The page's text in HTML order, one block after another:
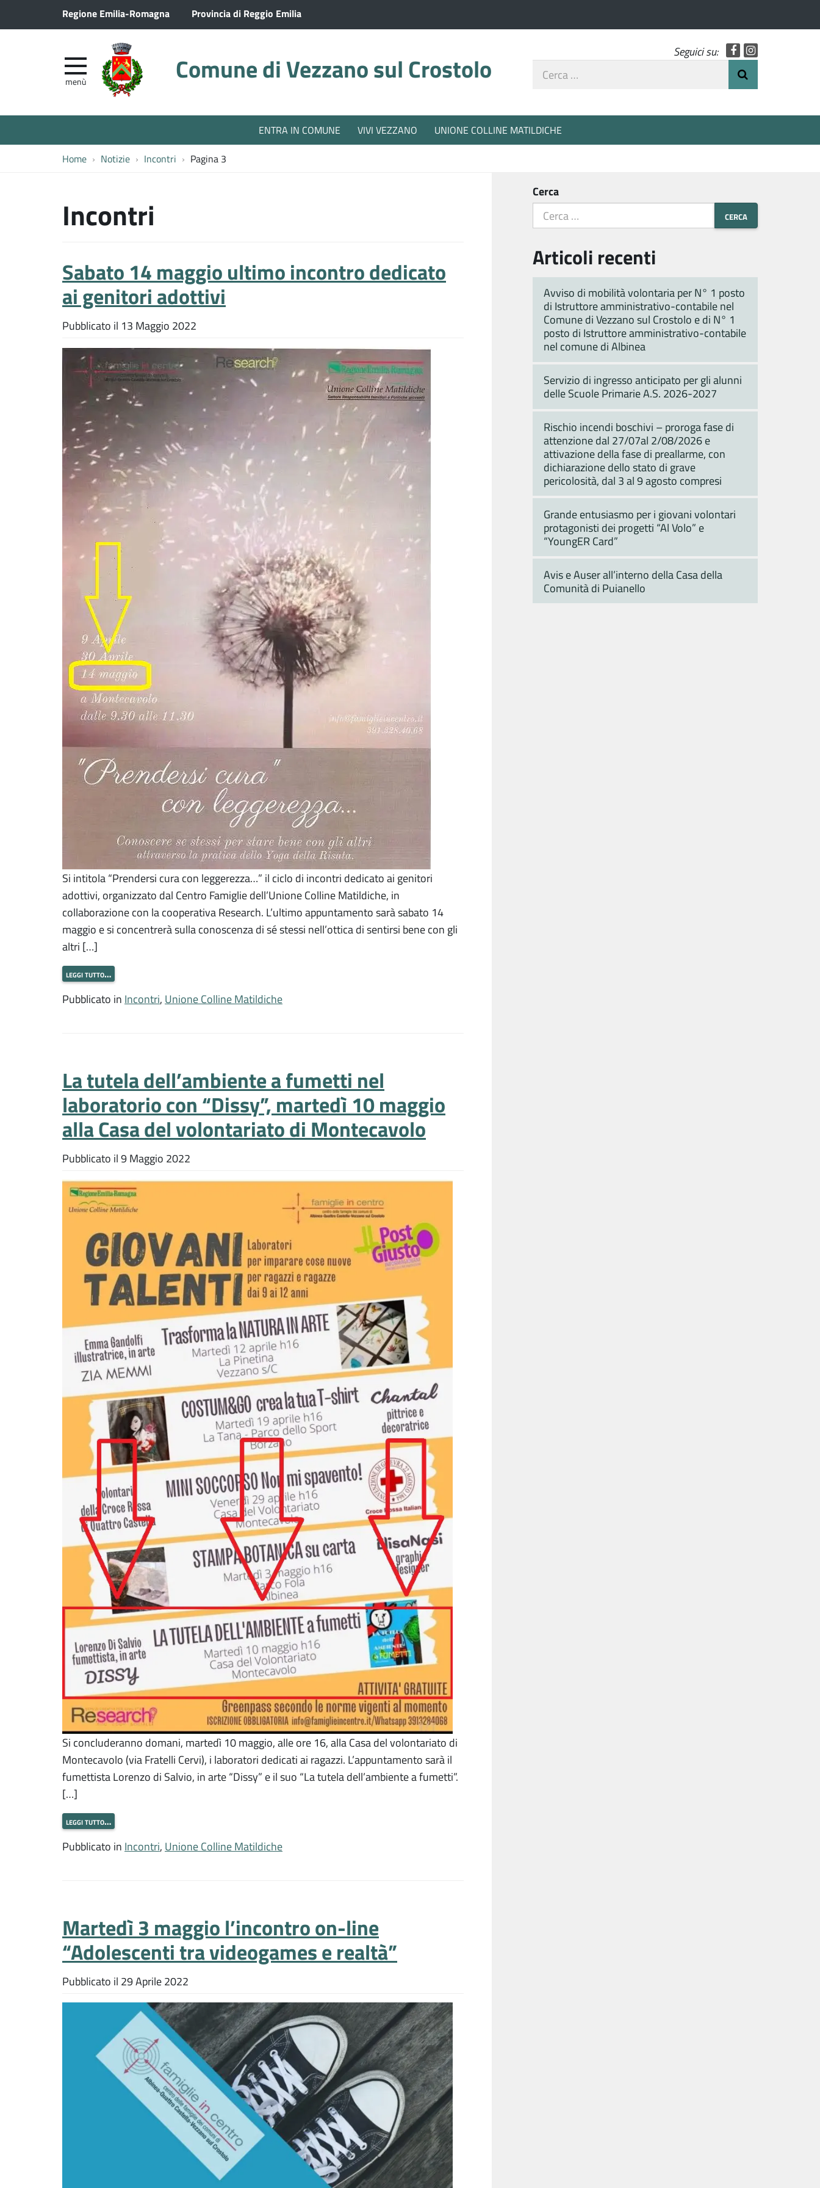
Regione Emilia-Romagna Provincia di Reggio Emilia
Comune di Vezzano sul Crostolo
menù
Seguici su: Facebook
Cerca
ENTRA IN COMUNE VIVI VEZZANO UNIONE COLLINE MATILDICHE
Home Notizie Incontri Pagina 3
Incontri
Sabato 14 maggio ultimo incontro dedicato
ai genitori adottivi
Pubblicato il 13 Maggio 2022
Si intitola “Prendersi cura con leggerezza…” il ciclo di incontri dedicato ai genitori
adottivi, organizzato dal Centro Famiglie dell’Unione Colline Matildiche, in
collaborazione con la cooperativa Research. L’ultimo appuntamento sarà sabato 14
maggio e si concentrerà sulla conoscenza di sé stessi nell’ottica di sentirsi bene con gli
altri […]
leggi tutto…
Pubblicato in Incontri, Unione Colline Matildiche
La tutela dell’ambiente a fumetti nel
laboratorio con “Dissy”, martedì 10 maggio
alla Casa del volontariato di Montecavolo
Pubblicato il 9 Maggio 2022
Si concluderanno domani, martedì 10 maggio, alle ore 16, alla Casa del volontariato di
Montecavolo (via Fratelli Cervi), i laboratori dedicati ai ragazzi. L’appuntamento sarà il
fumettista Lorenzo di Salvio, in arte “Dissy” e il suo “La tutela dell’ambiente a fumetti”.
[…]
leggi tutto…
Pubblicato in Incontri, Unione Colline Matildiche
Martedì 3 maggio l’incontro on-line
“Adolescenti tra videogames e realtà”
Pubblicato il 29 Aprile 2022
Cerca
Articoli recenti
Avviso di mobilità volontaria per N° 1 posto
di Istruttore amministrativo-contabile nel
Comune di Vezzano sul Crostolo e di N° 1
posto di Istruttore amministrativo-contabile
nel comune di Albinea
Servizio di ingresso anticipato per gli alunni
delle Scuole Primarie A.S. 2026-2027
Rischio incendi boschivi – proroga fase di
attenzione dal 27/07al 2/08/2026 e
attivazione della fase di preallarme, con
dichiarazione dello stato di grave
pericolosità, dal 3 al 9 agosto compresi
Grande entusiasmo per i giovani volontari
protagonisti dei progetti “Al Volo” e
“YoungER Card”
Avis e Auser all’interno della Casa della
Comunità di Puianello